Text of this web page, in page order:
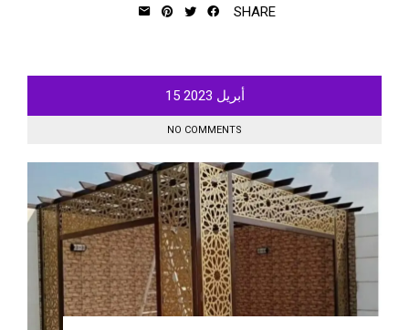
SHARE
أبريل 15 2023
NO COMMENTS